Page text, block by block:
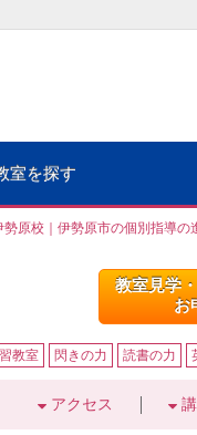
室を探す
勢原校｜伊勢原市の個別指導の
教室見学
お
教室 閃きの力 読書の力
アクセス 講